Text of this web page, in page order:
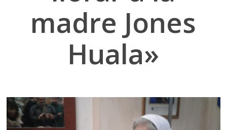
madre Jones
Huala»